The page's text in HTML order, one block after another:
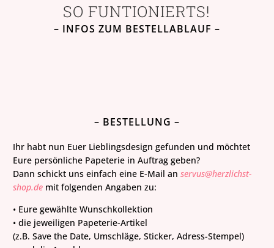
SO FUNTIONIERTS!
– INFOS ZUM BESTELLABLAUF –
– BESTELLUNG –
Ihr habt nun Euer Lieblingsdesign gefunden und möchtet
Eure persönliche Papeterie in Auftrag geben?
Dann schickt uns einfach eine E-Mail anservus@herzlichst-
shop.de mit folgenden Angaben zu:
• Eure gewählte Wunschkollektion
• die jeweiligen Papeterie-Artikel
(z.B. Save the Date, Umschläge, Sticker, Adress-Stempel)